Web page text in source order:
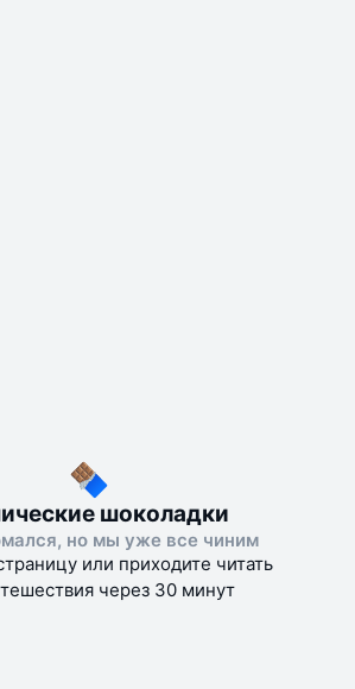
шоколадки
но мы уже все чиним
или приходите читать
через 30 минут